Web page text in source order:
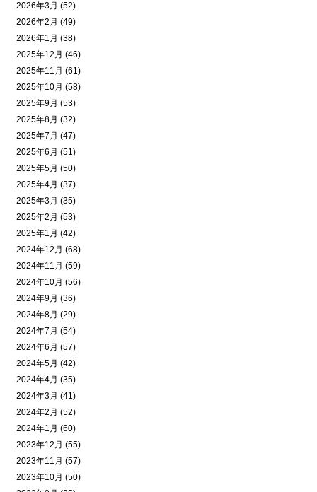
2026年3月 (52)
2026年2月 (49)
2026年1月 (38)
2025年12月 (46)
2025年11月 (61)
2025年10月 (58)
2025年9月 (53)
2025年8月 (32)
2025年7月 (47)
2025年6月 (51)
2025年5月 (50)
2025年4月 (37)
2025年3月 (35)
2025年2月 (53)
2025年1月 (42)
2024年12月 (68)
2024年11月 (59)
2024年10月 (56)
2024年9月 (36)
2024年8月 (29)
2024年7月 (54)
2024年6月 (57)
2024年5月 (42)
2024年4月 (35)
2024年3月 (41)
2024年2月 (52)
2024年1月 (60)
2023年12月 (55)
2023年11月 (57)
2023年10月 (50)